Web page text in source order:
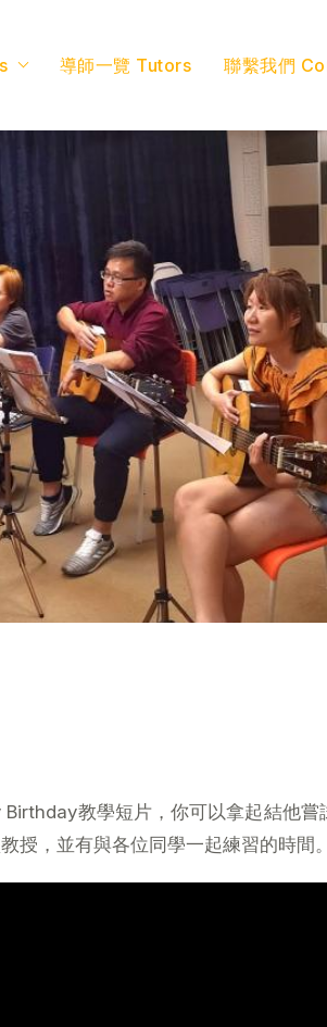
導師一覽 Tutors 聯繫我們
Birthday教學短片，你可以拿起結他
授，並有與各位同學一起練習的時間。